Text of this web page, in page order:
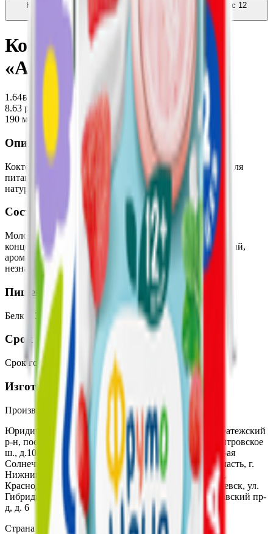
Коктейль молочный «ФрутоНяня» клубника-земляника с 12
месяцев
Коктейль молочный
«Агуша» 2% земляника
1.64BYN
8.63 руб/л
190 мл
Описание
Коктейль молочный стерилизованный с земляникой, для
питания детей раннего возраста - с 12 месяцев. 100%
натурально, с ягодным соком!
Состав
Молоко нормализованное, сахар, сок земляничный
концентрированный, сок из свеклы концентрированный,
ароматизатор натуральный. Продукт может содержать
незначительное количество глютена.
Пищевая ценность на 100г
Белки 3 Жиры 2 Углеводы:8.6 Калории: 64
Срок годности
Срок годности : 180 суток
Изготовитель
Производитель: АО «ВБД»
Юридический адрес:
307109, Россия, Ккрская обл., Фатежский
р-н, пос. Чермашной; 127591, Россия, г. Москва, Дмитровское
ш., д.108; 644073, Россия, Омская обл., г. Омск, ул. 2-ая
Солнечная, д.33; 603152, Россия, Нижегородская область, г.
Нижний Новгород, ул. Ларина, д. 19; 352700 Россия,
Краснодарский край, Тимашевский район, г. Тимашевск, ул.
Гибридная, 2С; 115201, Россия, г. Москва, 1-й Варшавский пр-
д, д. 6
Страна производства:
Россия